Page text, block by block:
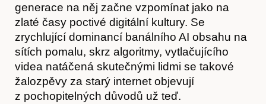
generace na něj začne vzpomínat jako na
zlaté časy poctivé digitální kultury. Se
zrychlující dominancí banálního AI obsahu na
sítích pomalu, skrz algoritmy, vytlačujícího
videa natáčená skutečnými lidmi se takové
žalozpěvy za starý internet objevují
z pochopitelných důvodů už teď.